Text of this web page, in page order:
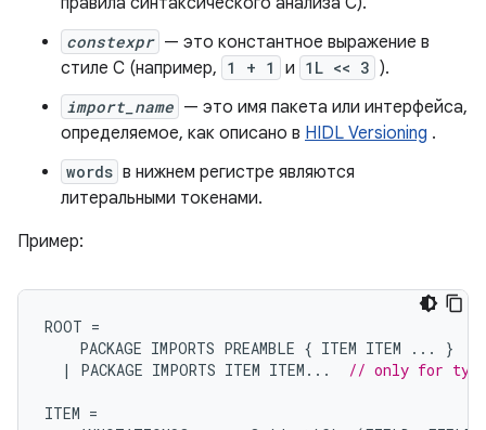
constexpr — это константное выражение в
стиле C (например, 1 + 1 и 1L << 3 ).
import_name — это имя пакета или интерфейса,
определяемое, как описано в HIDL Versioning .
words в нижнем регистре являются
литеральными токенами.
Пример:
ROOT =
PACKAGE IMPORTS PREAMBLE { ITEM ITEM ... }
|
PACKAGE IMPORTS ITEM ITEM ... // only for
ITEM =